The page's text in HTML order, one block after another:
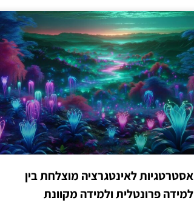
אסטרטגיות לאינטגרציה מוצלחת בין
למידה פרונטלית ולמידה מקוונת